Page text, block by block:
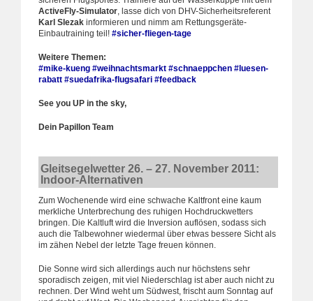
ActiveFly-Simulator , lasse dich von DHV-Sicherheitsreferent
Karl Slezak informieren und nimm am Rettungsgeräte-
Einbautraining teil! #sicher-fliegen-tage
Weitere Themen:
#mike-kueng #weihnachtsmarkt #schnaeppchen #luesen-
rabatt #suedafrika-flugsafari #feedback
See you UP in the sky,
Dein Papillon Team
Gleitsegelwetter 26. – 27. November 2011:
Indoor-Alternativen
Zum Wochenende wird eine schwache Kaltfront eine kaum
merkliche Unterbrechung des ruhigen Hochdruckwetters
bringen. Die Kaltluft wird die Inversion auflösen, sodass sich
auch die Talbewohner wiedermal über etwas bessere Sicht als
im zähen Nebel der letzte Tage freuen können.
Die Sonne wird sich allerdings auch nur höchstens sehr
sporadisch zeigen, mit viel Niederschlag ist aber auch nicht zu
rechnen. Der Wind weht um Südwest, frischt aum Sonntag auf